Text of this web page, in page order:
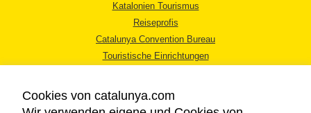
Katalonien Tourismus
Reiseprofis
Catalunya Convention Bureau
Touristische Einrichtungen
Cookies von catalunya.com